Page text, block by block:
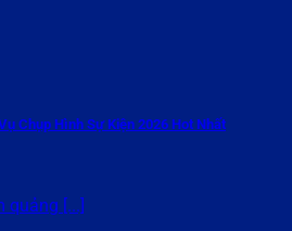
Chụp Hình Sự Kiện 2026 Hot Nhất
quảng [...]